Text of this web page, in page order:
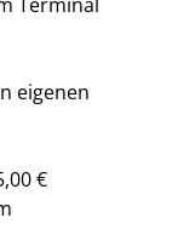
eigenen
€